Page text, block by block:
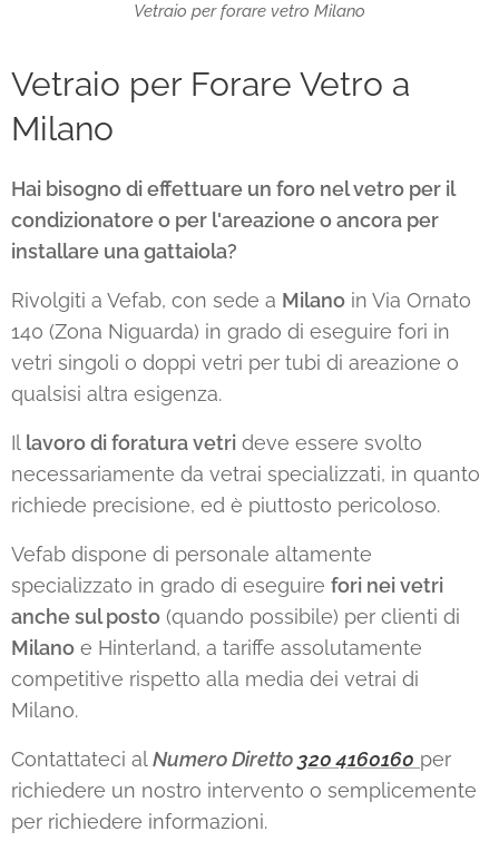
Vetraio per forare vetro Milano
Vetraio per Forare Vetro a
Milano
Hai bisogno di effettuare un foro nel vetro per il
condizionatore o per l'areazione o ancora per
installare una gattaiola?
Rivolgiti a Vefab, con sede a Milano in Via Ornato
140 (Zona Niguarda) in grado di eseguire fori in
vetri singoli o doppi vetri per tubi di areazione o
qualsisi altra esigenza.
Il lavoro di foratura vetri deve essere svolto
necessariamente da vetrai specializzati, in quanto
richiede precisione, ed è piuttosto pericoloso.
Vefab dispone di personale altamente
specializzato in grado di eseguire fori nei vetri
anche sul posto (quando possibile) per clienti di
Milano e Hinterland, a tariffe assolutamente
competitive rispetto alla media dei vetrai di
Milano.
Contattateci alNumero Diretto 320 4160160 per
richiedere un nostro intervento o semplicemente
per richiedere informazioni.